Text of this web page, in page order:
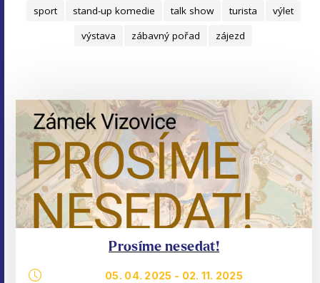
sport
stand-up komedie talk show turista
výlet
výstava
zábavný pořad zájezd
Prosíme nesedat!
05. 04. 2025 - 02. 11. 2025